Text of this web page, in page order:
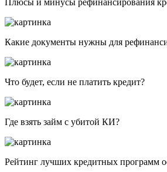
Какие документы нужны для
Что будет, если не платить кредит?
Где взять займ с убитой КИ?
Рейтинг лучших кредитных программ